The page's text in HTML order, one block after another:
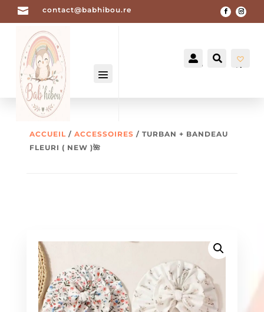
 contact@babhibou.re
 Mon
compte

List
ACCUEIL/ ACCESSOIRES / TURBAN + BANDEAU
FLEURI ( NEW )🌺